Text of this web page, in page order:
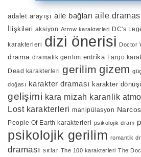
adalet arayışı aile bağları aile
İlişkileri aksiyon Arrow karakterleri DC's
karakterleri dizi önerisi Doctor
drama dramatik gerilim entrika Fargo
Dead karakterleri gerilim gizem
doğası karakter draması karakter
gelişimi kara mizah karanlik
Lost karakterleri manipülasyon
People Of Earth karakterleri psikolojik dram
psikolojik gerilim romantik
draması sırlar The 100 karakterleri The